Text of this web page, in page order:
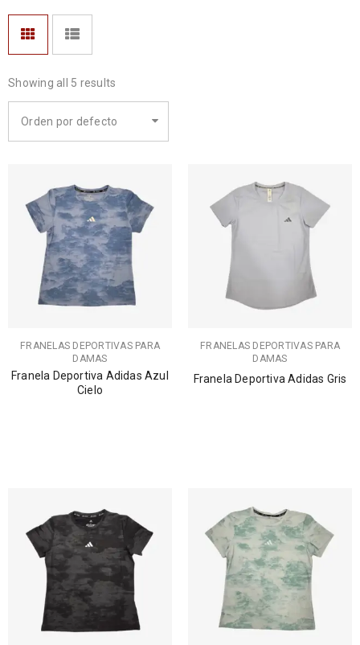
Showing all 5 results
Orden por defecto
FRANELAS DEPORTIVAS PARA
DAMAS
Franela Deportiva Adidas Azul
Cielo
FRANELAS DEPORTIVAS PARA
DAMAS
Franela Deportiva Adidas Gris